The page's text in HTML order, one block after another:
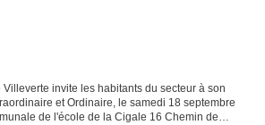
Villeverte invite les habitants du secteur à son
et Ordinaire, le samedi 18 septembre
de l'école de la Cigale 16 Chemin de